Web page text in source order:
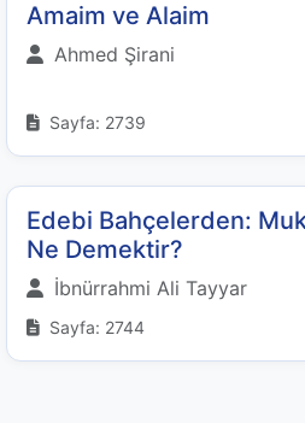
Amaim ve Alaim
Ahmed Şirani
Sayfa: 2739
Edebi Bahçelerden:
Ne Demektir?
İbnürrahmi Ali Tayyar
Sayfa: 2744